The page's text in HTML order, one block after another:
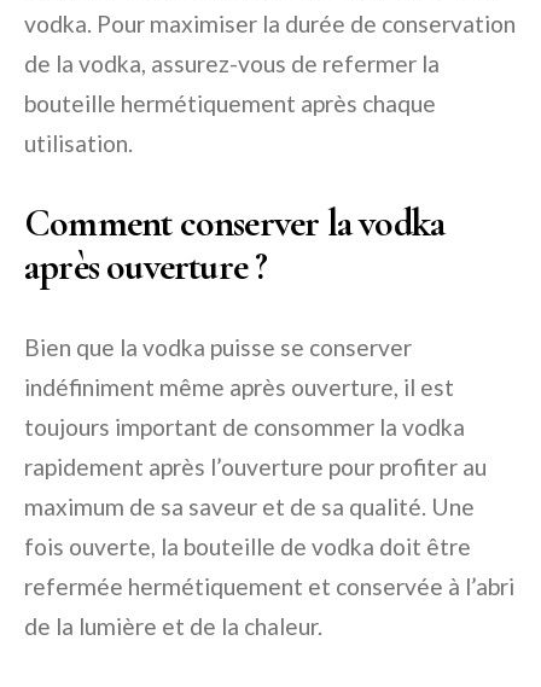
vodka. Pour maximiser la durée de conservation
de la vodka, assurez-vous de refermer la
bouteille hermétiquement après chaque
utilisation.
Comment conserver la vodka
après ouverture ?
Bien que la vodka puisse se conserver
indéfiniment même après ouverture, il est
toujours important de consommer la vodka
rapidement après l’ouverture pour profiter au
maximum de sa saveur et de sa qualité. Une
fois ouverte, la bouteille de vodka doit être
refermée hermétiquement et conservée à l’abri
de la lumière et de la chaleur.